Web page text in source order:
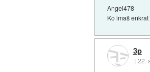
Angel478
Ko imaš
3p
::22.